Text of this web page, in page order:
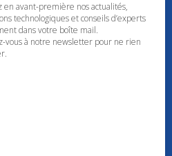
en avant-première nos actualités,
technologiques et conseils d’experts
dans votre boîte mail.
vous à notre newsletter pour ne rien